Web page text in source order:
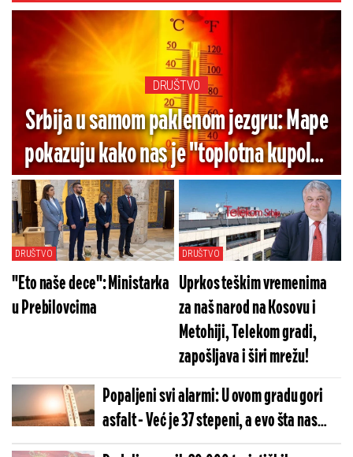
DRUŠTVO
Srbija u samom paklenom jezgru: Mape
pokazuju kako nas je "toplotna kupola"
potpuno zarobila, živa ide do 43
stepena
DRUŠTVO
"Eto naše dece": Ministarka
u Prebilovcima
DRUŠTVO
Uprkos teškim vremenima
za naš narod na Kosovu i
Metohiji, Telekom gradi,
zapošljava i širi mrežu!
Popaljeni svi alarmi: U ovom gradu gori
asfalt - Već je 37 stepeni, a evo šta nas
čeka za vikend